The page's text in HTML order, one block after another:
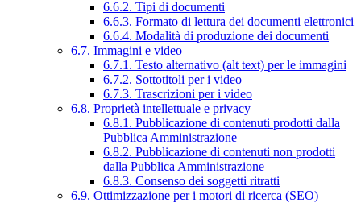
6.6.2. Tipi di documenti
6.6.3. Formato di lettura dei documenti elettronici
6.6.4. Modalità di produzione dei documenti
6.7. Immagini e video
6.7.1. Testo alternativo (alt text) per le immagini
6.7.2. Sottotitoli per i video
6.7.3. Trascrizioni per i video
6.8. Proprietà intellettuale e privacy
6.8.1. Pubblicazione di contenuti prodotti dalla
Pubblica Amministrazione
6.8.2. Pubblicazione di contenuti non prodotti
dalla Pubblica Amministrazione
6.8.3. Consenso dei soggetti ritratti
6.9. Ottimizzazione per i motori di ricerca (SEO)